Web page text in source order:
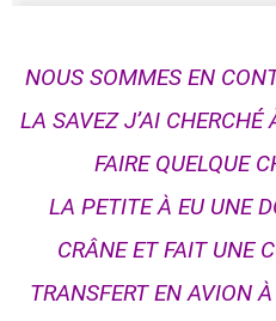
NOUS SOMMES EN
LA SAVEZ J’AI
FAIRE QUELQUE
LA PETITE À EU UNE
CRÂNE ET FAIT UNE
TRANSFERT EN AVION